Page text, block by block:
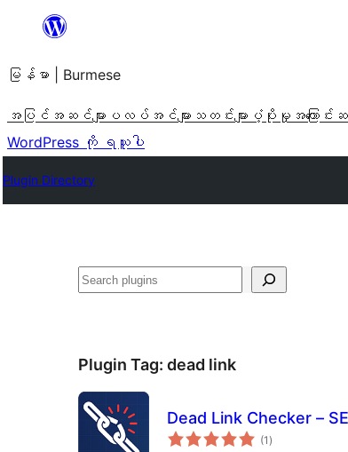
အကြောင်းအရာ
ကျော်သွား
ရန်
မြန်မာ | Burmese
အပြင်အဆင်များ ပလပ်အင်များ သတင်းများ ပံ့ပိုးမှု အကြောင်း
WordPress ကို ရယူပါ
Plugin Directory
ရှာ
Plugin Tag: dead link
Dead Link Checker –
(1 total
ratings
)